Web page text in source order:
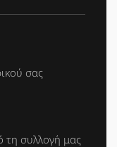
σας
τη συλλογή μας